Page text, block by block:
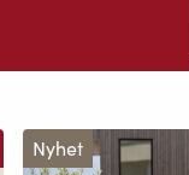
Nyhet